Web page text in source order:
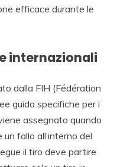
efficace durante le
internazionali
dalla FIH (Fédération
guida specifiche per i
assegnato quando
fallo all’interno del
il tiro deve partire